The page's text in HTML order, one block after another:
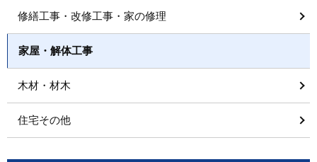
修繕工事・改修工事・家の修理
家屋・解体工事
木材・材木
住宅その他